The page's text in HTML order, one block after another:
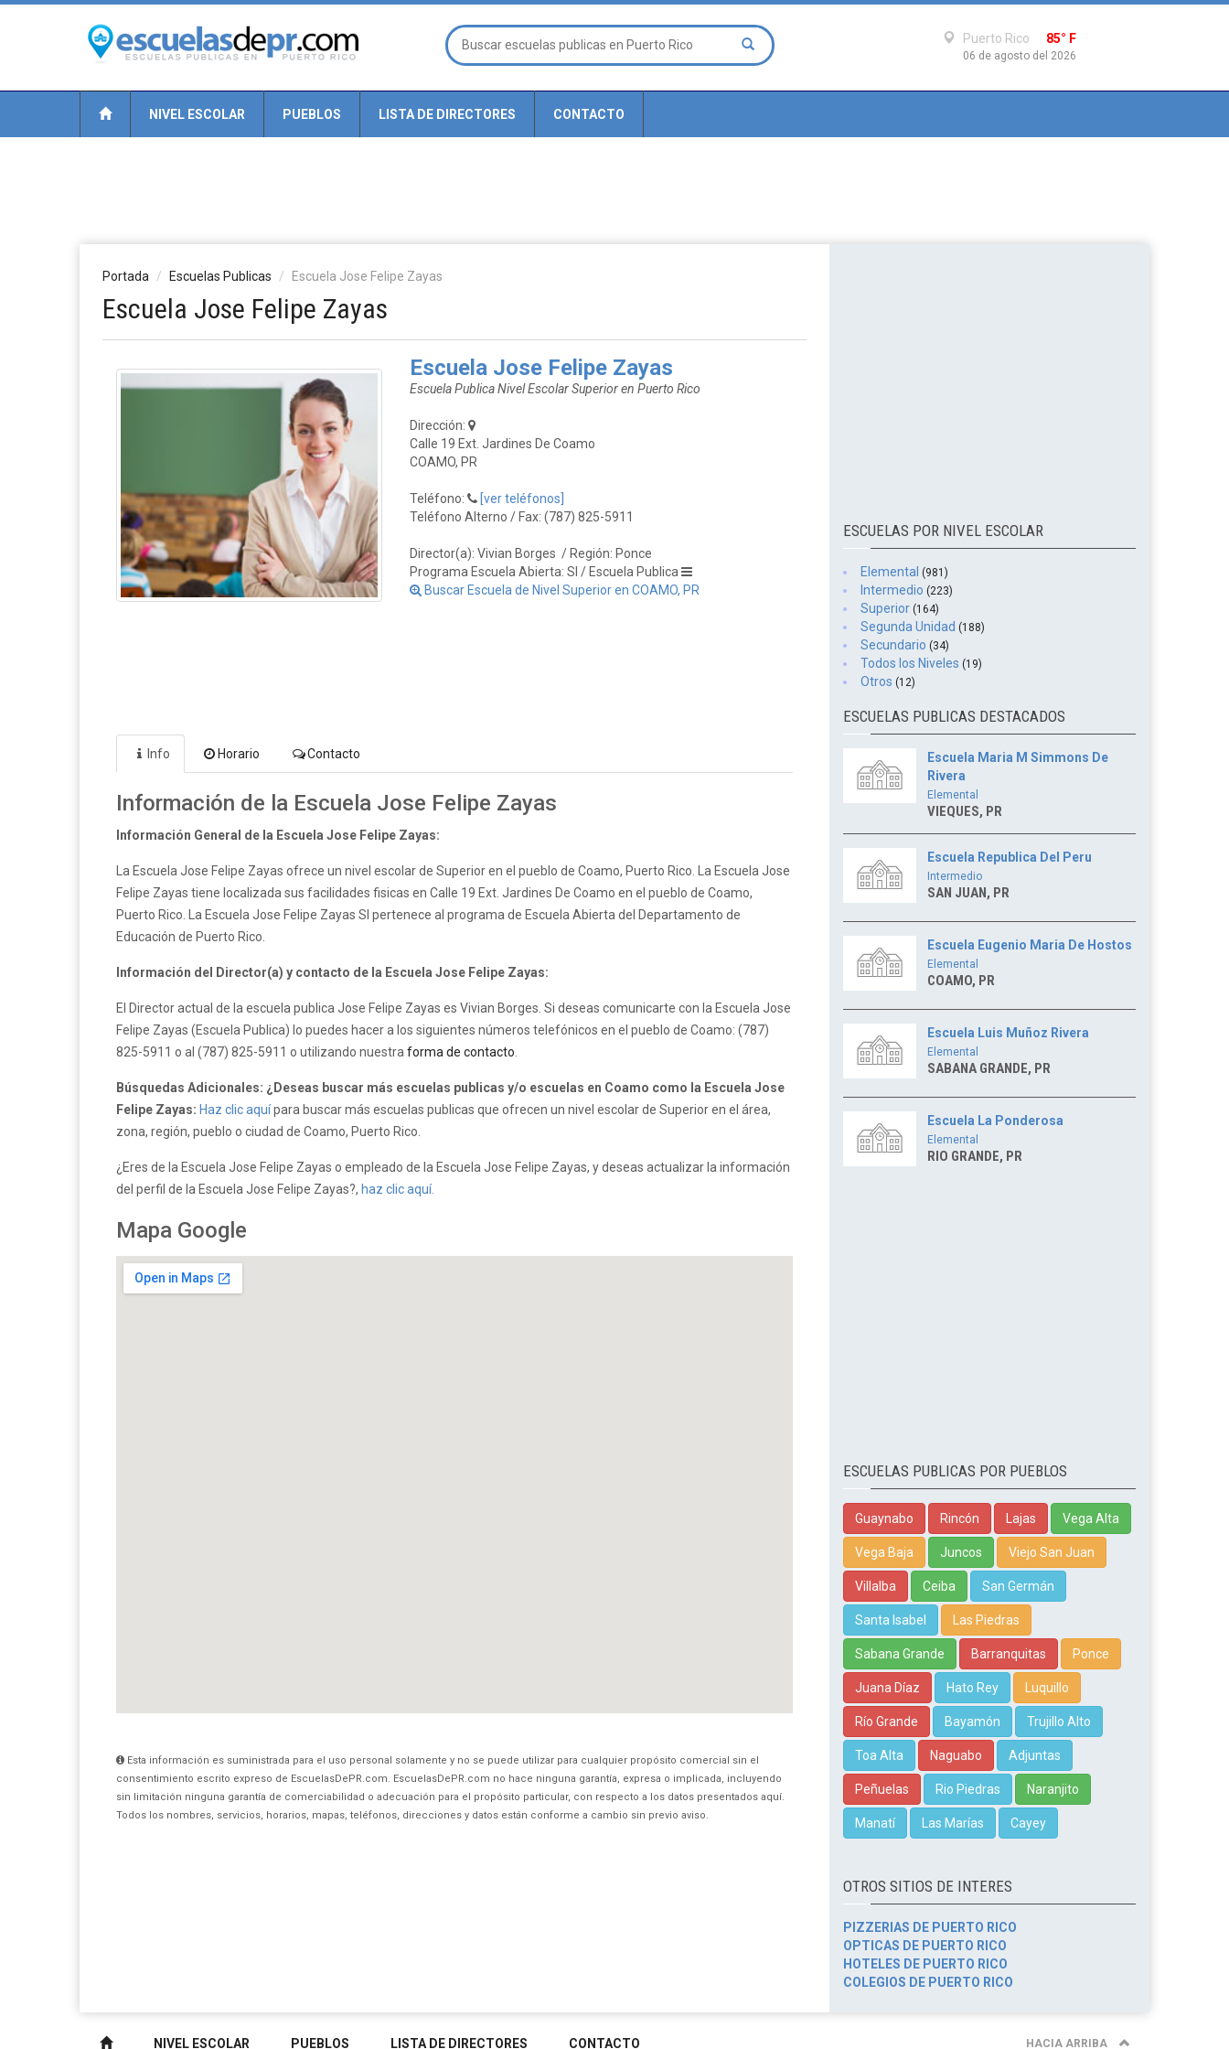
Puerto Rico 85° F
06 de agosto del 2026
NIVEL ESCOLAR PUEBLOS LISTA DE DIRECTORES CONTACTO
Portada Escuelas Publicas Escuela Jose Felipe Zayas
Escuela Jose Felipe Zayas
Escuela Jose Felipe Zayas
Escuela Publica Nivel Escolar Superior en Puerto Rico
Dirección:
Calle 19 Ext. Jardines De Coamo
COAMO, PR
Teléfono:
[ver teléfonos]
Teléfono Alterno / Fax: (787) 825-5911
Director(a): Vivian Borges / Región: Ponce
Programa Escuela Abierta: SI / Escuela Publica
Buscar Escuela de Nivel Superior en COAMO, PR
Info Horario Contacto
Información de la Escuela Jose Felipe Zayas
Información General de la Escuela Jose Felipe Zayas:
La Escuela Jose Felipe Zayas ofrece un nivel escolar de Superior en el pueblo de Coamo, Puerto Rico. La Escuela Jose
Felipe Zayas tiene localizada sus facilidades fisicas en Calle 19 Ext. Jardines De Coamo en el pueblo de Coamo,
Puerto Rico. La Escuela Jose Felipe Zayas SI pertenece al programa de Escuela Abierta del Departamento de
Educación de Puerto Rico.
Información del Director(a) y contacto de la Escuela Jose Felipe Zayas:
El Director actual de la escuela publica Jose Felipe Zayas es Vivian Borges. Si deseas comunicarte con la Escuela Jose
Felipe Zayas (Escuela Publica) lo puedes hacer a los siguientes números telefónicos en el pueblo de Coamo: (787)
825-5911 o al (787) 825-5911 o utilizando nuestra forma de contacto
Búsquedas Adicionales: ¿Deseas buscar más escuelas publicas y/o escuelas en Coamo como la Escuela Jose
Felipe Zayas: Haz clic aquípara buscar más escuelas publicas que ofrecen un nivel escolar de Superior en el área,
zona, región, pueblo o ciudad de Coamo, Puerto Rico.
¿Eres de la Escuela Jose Felipe Zayas o empleado de la Escuela Jose Felipe Zayas, y deseas actualizar la información
del perfil de la Escuela Jose Felipe Zayas?, haz clic aquí.
Mapa Google
Esta información es suministrada para el uso personal solamente y no se puede utilizar para cualquier propósito comercial sin el
consentimiento escrito expreso de EscuelasDePR.com. EscuelasDePR.com no hace ninguna garantía, expresa o implicada, incluyendo
sin limitación ninguna garantía de comerciabilidad o adecuación para el propósito particular, con respecto a los datos presentados aquí.
Todos los nombres, servicios, horarios, mapas, teléfonos, direcciones y datos están conforme a cambio sin previo aviso.
ESCUELAS POR NIVEL ESCOLAR
Elemental (981)
Intermedio (223)
Superior (164)
Segunda Unidad (188)
Secundario (34)
Todos los Niveles (19)
Otros (12)
ESCUELAS PUBLICAS DESTACADOS
Escuela Maria M Simmons De
Rivera
Elemental
VIEQUES, PR
Escuela Republica Del Peru
Intermedio
SAN JUAN, PR
Escuela Eugenio Maria De Hostos
Elemental
COAMO, PR
Escuela Luis Muñoz Rivera
Elemental
SABANA GRANDE, PR
Escuela La Ponderosa
Elemental
RIO GRANDE, PR
ESCUELAS PUBLICAS POR PUEBLOS
Guaynabo Rincón Lajas Vega Alta
Vega Baja Juncos Viejo San Juan
Villalba Ceiba San Germán
Santa Isabel Las Piedras
Sabana Grande Barranquitas Ponce
Juana Díaz Hato Rey Luquillo
Río Grande Bayamón Trujillo Alto
Toa Alta Naguabo Adjuntas
Peñuelas Rio Piedras Naranjito
Manatí Las Marías Cayey
OTROS SITIOS DE INTERES
PIZZERIAS DE PUERTO RICO
OPTICAS DE PUERTO RICO
HOTELES DE PUERTO RICO
COLEGIOS DE PUERTO RICO
NIVEL ESCOLAR PUEBLOS LISTA DE DIRECTORES CONTACTO HACIA ARRIBA